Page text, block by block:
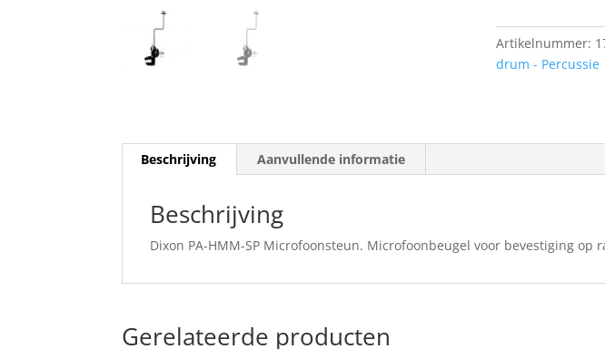
Microfoonsteun.
aantal
Artikelnummer:
drum - Percussie
Beschrijving Aanvullende informatie
Beschrijving
Dixon PA-HMM-SP Microfoonsteun. Microfoonbeugel voor bevestiging op
Gerelateerde producten